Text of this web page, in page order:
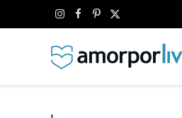
Instagram
Facebook
Pinterest
X